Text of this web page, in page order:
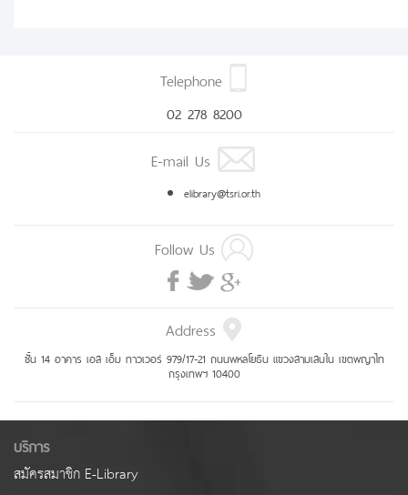
Telephone
02 278 8200
E-mail Us
elibrary@tsri.or.th
Follow Us
Address
ชั้น 14 อาคาร เอส เอ็ม ทาวเวอร์ 979/17-21 ถนนพหลโยธิน แขวงสามเสนใน เขตพญาไท
กรุงเทพฯ 10400
บริการ
สมัครสมาชิก E-Library